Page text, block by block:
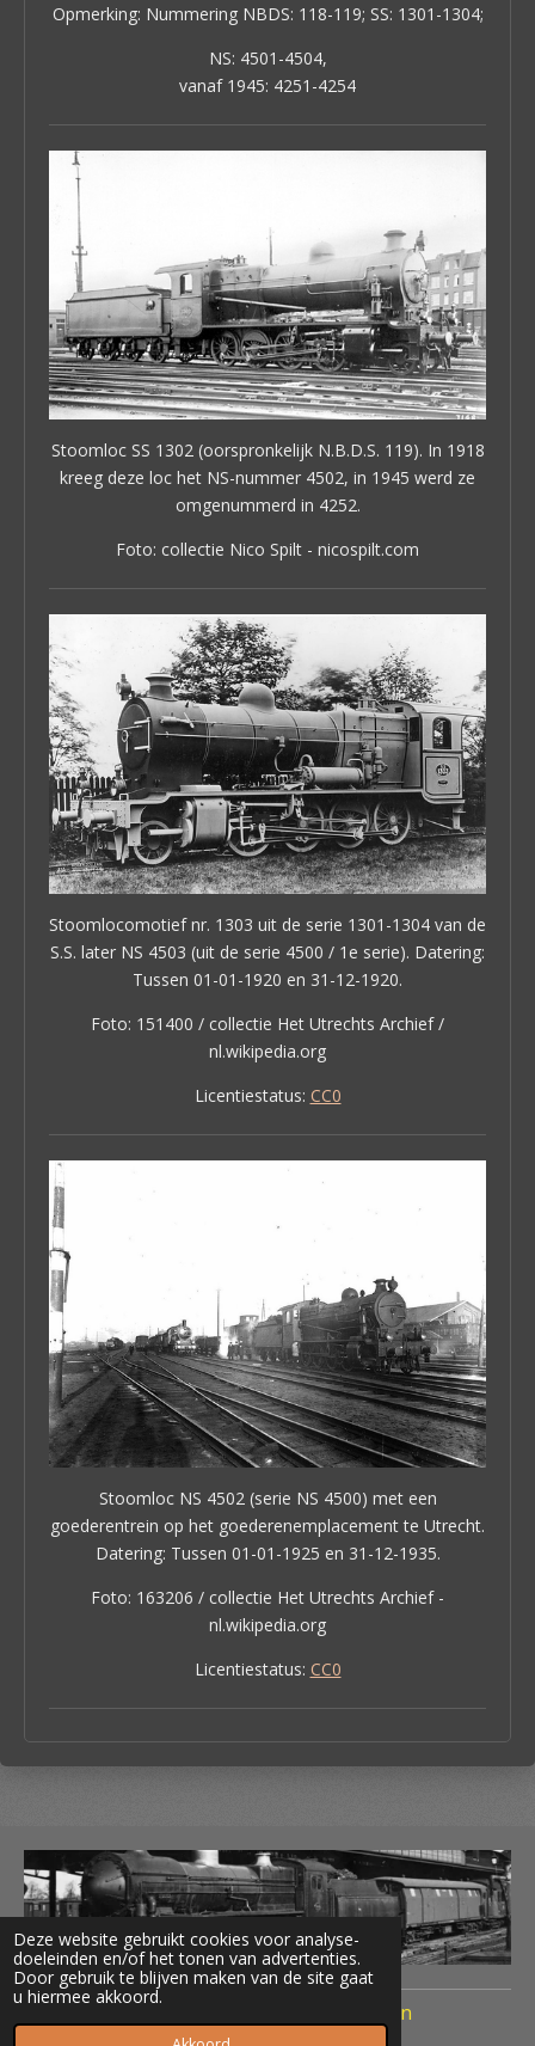
Deze website gebruikt cookies voor analyse-
doeleinden en/of het tonen van advertenties.
Door gebruik te blijven maken van de site gaat
u hiermee akkoord.
Opmerking: Nummering NBDS: 118-119; SS: 1301-1304;
NS: 4501-4504,
vanaf 1945: 4251-4254
Stoomloc SS 1302 (oorspronkelijk N.B.D.S. 119). In 1918
kreeg deze loc het NS-nummer 4502, in 1945 werd ze
omgenummerd in 4252.
Foto: collectie Nico Spilt - nicospilt.com
Stoomlocomotief nr. 1303 uit de serie 1301-1304 van de
S.S. later NS 4503 (uit de serie 4500 / 1e serie). Datering:
Tussen 01-01-1920 en 31-12-1920.
Foto: 151400 / collectie Het Utrechts Archief /
nl.wikipedia.org
Licentiestatus: CC0
Stoomloc NS 4502 (serie NS 4500) met een
goederentrein op het goederenemplacement te Utrecht.
Datering: Tussen 01-01-1925 en 31-12-1935.
Foto: 163206 / collectie Het Utrechts Archief -
nl.wikipedia.org
Licentiestatus: CC0
© 2020 Treinen Nederland Terug naar Toen